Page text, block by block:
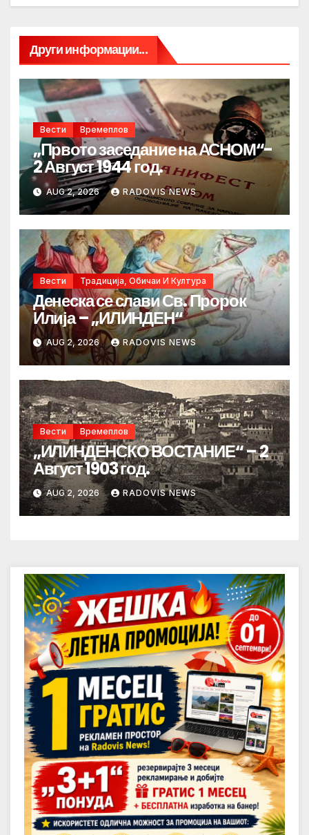
Други информации...
Вести Времеплов
„Првото заседание на АСНОМ“-
2 Август 1944 год.
AUG 2, 2026 RADOVIS NEWS
Вести Традиција, Обичаи И Култура
Денеска се слави Св. Пророк
Илија – „ИЛИНДЕН“
AUG 2, 2026 RADOVIS NEWS
Вести Времеплов
„ИЛИНДЕНСКО ВОСТАНИЕ“ – 2
Август 1903 год.
AUG 2, 2026 RADOVIS NEWS